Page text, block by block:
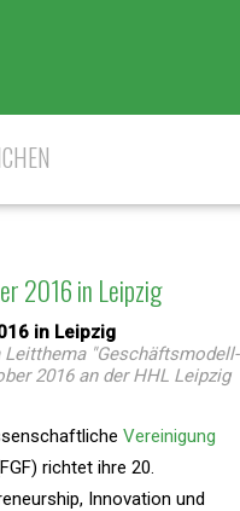
2016 in Leipzig
in Leipzig
"Geschäftsmodell-
2016 an der HHL Leipzig
Vereinigung
richtet ihre 20.
Innovation und